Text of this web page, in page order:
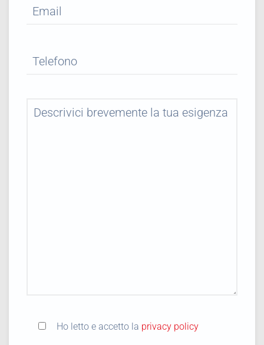
Ho letto e accetto la privacy policy